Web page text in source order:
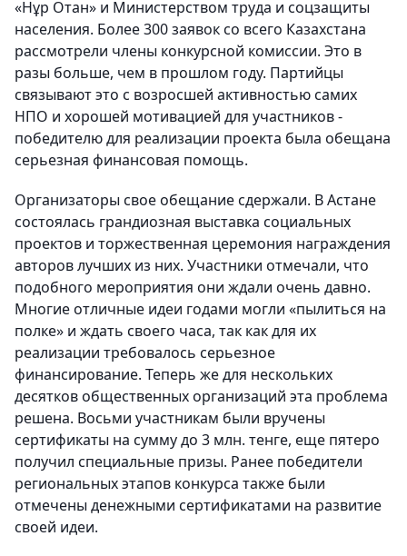
«Нұр Отан» и Министерством труда и соцзащиты
населения. Более 300 заявок со всего Казахстана
рассмотрели члены конкурсной комиссии. Это в
разы больше, чем в прошлом году. Партийцы
связывают это с возросшей активностью самих
НПО и хорошей мотивацией для участников -
победителю для реализации проекта была обещана
серьезная финансовая помощь.
Организаторы свое обещание сдержали. В Астане
состоялась грандиозная выставка социальных
проектов и торжественная церемония награждения
авторов лучших из них. Участники отмечали, что
подобного мероприятия они ждали очень давно.
Многие отличные идеи годами могли «пылиться на
полке» и ждать своего часа, так как для их
реализации требовалось серьезное
финансирование. Теперь же для нескольких
десятков общественных организаций эта проблема
решена. Восьми участникам были вручены
сертификаты на сумму до 3 млн. тенге, еще пятеро
получил специальные призы. Ранее победители
региональных этапов конкурса также были
отмечены денежными сертификатами на развитие
своей идеи.